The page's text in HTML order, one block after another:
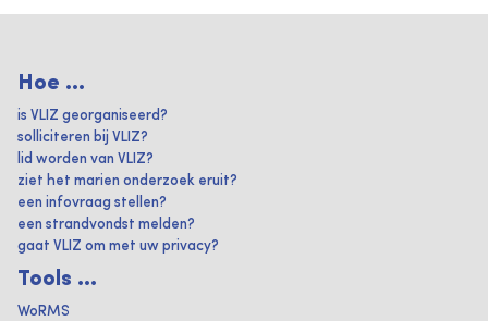
Hoe ...
is VLIZ georganiseerd?
solliciteren bij VLIZ?
lid worden van VLIZ?
ziet het marien onderzoek eruit?
een infovraag stellen?
een strandvondst melden?
gaat VLIZ om met uw privacy?
Tools ...
WoRMS